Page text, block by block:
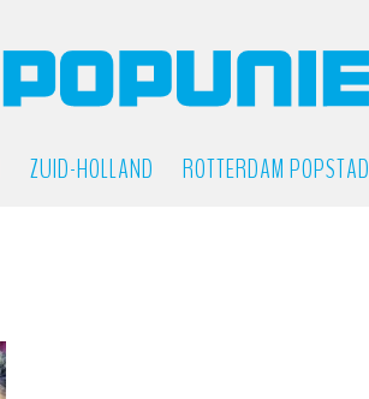
ZUID-HOLLAND ROTTERDAM POPSTAD